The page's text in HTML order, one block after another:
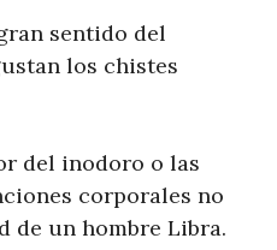
sentido del
los chistes
del inodoro o las
corporales no
de un hombre Libra.